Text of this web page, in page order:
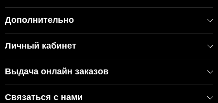
Дополнительно
Личный кабинет
Выдача онлайн заказов
Связаться с нами